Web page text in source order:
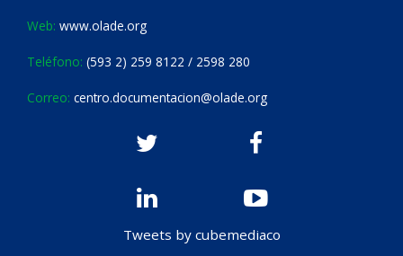
Web: www.olade.org
Teléfono: (593 2) 259 8122 / 2598 280
Correo: centro.documentacion@olade.org
Tweets by cubemediaco